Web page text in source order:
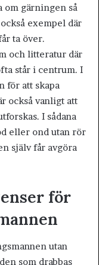
om gärningen så
exempel där
ta över.
och litteratur där
står i centrum. I
för att skapa
också vanligt att
I sådana
eller ond utan rör
själv får avgöra
för
utan
som drabbas